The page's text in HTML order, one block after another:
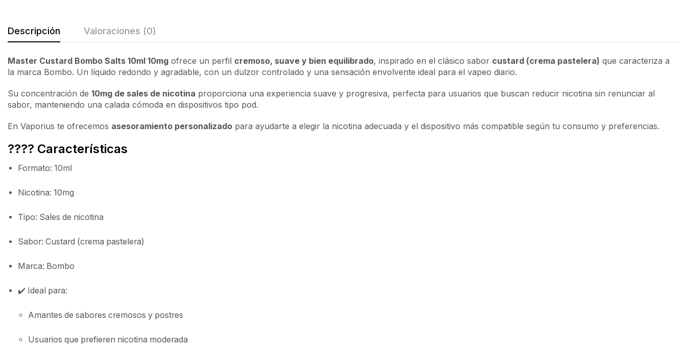
Descripción Valoraciones (0)
Master Custard Bombo Salts 10ml 10mg ofrece un perfil cremoso, suave y bien equilibrado, inspirado en el clásico sabor custard (crema pastelera) que caracteriza a
la marca Bombo. Un líquido redondo y agradable, con un dulzor controlado y una sensación envolvente ideal para el vapeo diario.
Su concentración de 10mg de sales de nicotina proporciona una experiencia suave y progresiva, perfecta para usuarios que buscan reducir nicotina sin renunciar al
sabor, manteniendo una calada cómoda en dispositivos tipo pod.
En Vaporius te ofrecemos asesoramiento personalizado para ayudarte a elegir la nicotina adecuada y el dispositivo más compatible según tu consumo y preferencias.
???? Características
Formato: 10ml
Nicotina: 10mg
Tipo: Sales de nicotina
Sabor: Custard (crema pastelera)
Marca: Bombo
✔️ Ideal para:
Amantes de sabores cremosos y postres
Usuarios que prefieren nicotina moderada